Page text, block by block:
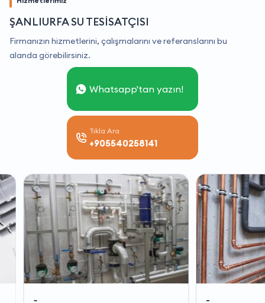
ŞANLIURFA SU TESİSATÇISI
Firmanızın hizmetlerini, çalışmalarını ve referanslarını bu
alanda görebilirsiniz.
Whatsapp'tan yazın!
Tıkla Ara
+905540258141